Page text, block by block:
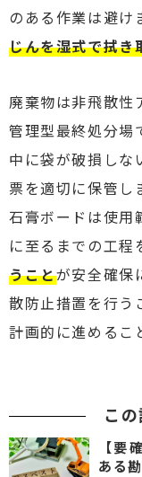
のある作業は避け
じんを湿式で拭き
廃棄物は非飛散性
管理型最終処分場
中に袋が破損しな
票を適切に保管し
石膏ボードは使用
に至るまでの工程
うことが安全確保
散防止措置を行う
計画的に進めるこ
こ
【要
ある